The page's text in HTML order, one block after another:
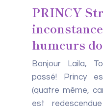
PRINCY
humeurs
Bonjour Laila,
passé! Princy
(quatre même,
est